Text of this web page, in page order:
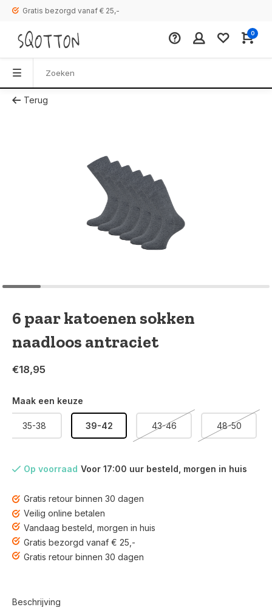
Gratis bezorgd vanaf € 25,-
0
Terug
6 paar katoenen sokken
naadloos antraciet
€18,95
Maak een keuze
35-38 39-42 43-46 48-50
Op voorraad Voor 17:00 uur besteld, morgen in huis
Gratis retour binnen 30 dagen
Veilig online betalen
Vandaag besteld, morgen in huis
Gratis bezorgd vanaf € 25,-
Gratis retour binnen 30 dagen
Beschrijving